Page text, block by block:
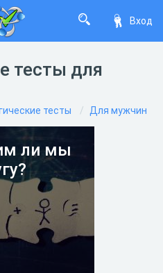
Вход
тесты для
тесты Для мужчин
ли мы